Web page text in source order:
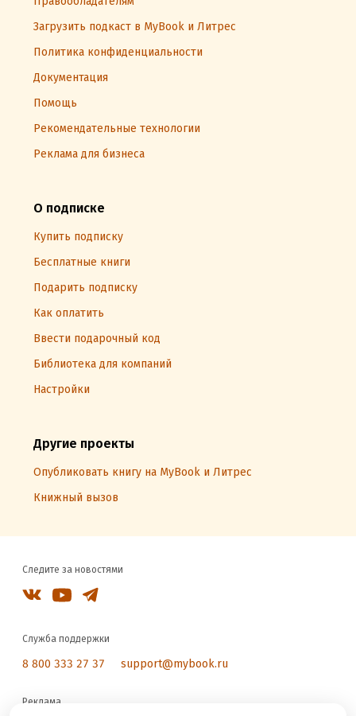
Загрузить подкаст в MyBook и Литрес
Политика конфиденциальности
Документация
Помощь
Рекомендательные технологии
Реклама для бизнеса
О подписке
Купить подписку
Бесплатные книги
Подарить подписку
Как оплатить
Ввести подарочный код
Библиотека для компаний
Настройки
Другие проекты
Опубликовать книгу на MyBook и Литрес
Книжный вызов
Следите за новостями
Служба поддержки
8 800 333 27 37 support@mybook.ru
Реклама